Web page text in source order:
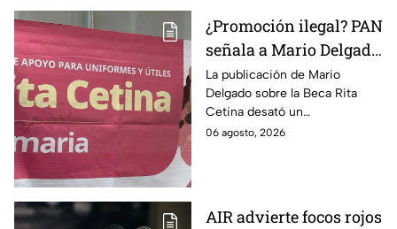
¿Promoción ilegal? PAN
señala a Mario Delgado
por publicación sobre
la Beca Rita Cetina
La publicación de Mario
Delgado sobre la Beca Rita
Cetina desató un
enfrentamiento entre Morena
06 agosto, 2026
AIR advierte focos rojos